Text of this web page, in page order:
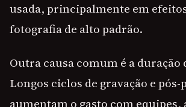
usada, principalmente em
fotografia de alto padrão.
Outra causa comum é a duração
Longos ciclos de gravação e
aumentam o gasto com equipes,